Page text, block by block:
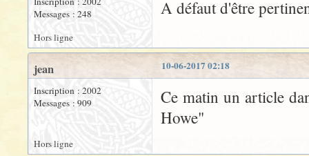
Messages : 248
A défaut d'être
Hors ligne
10-06-2017 02:18
jean
Inscription : 2002
Messages : 909
Ce matin un article
Howe"
Hors ligne